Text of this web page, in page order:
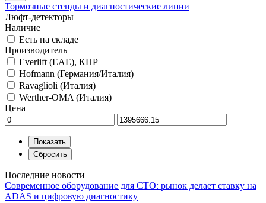
Тормозные стенды и диагностические линии
Люфт-детекторы
Наличие
Есть на складе
Производитель
Everlift (EAE), КНР
Hofmann (Германия/Италия)
Ravaglioli (Италия)
Werther-OMA (Италия)
Цена
Последние новости
Современное оборудование для СТО: рынок делает ставку на
ADAS и цифровую диагностику